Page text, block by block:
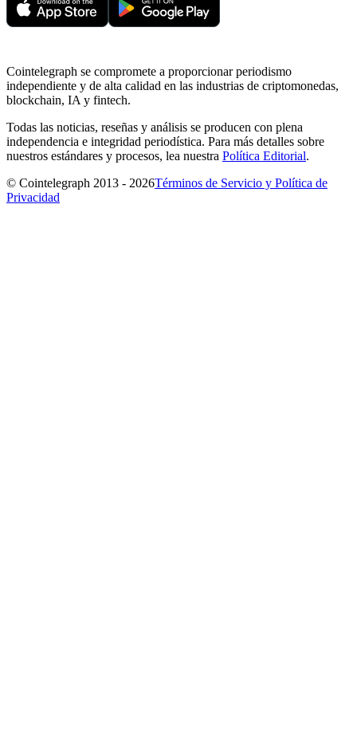
Cointelegraph se compromete a proporcionar periodismo
independiente y de alta calidad en las industrias de criptomonedas,
blockchain, IA y fintech.
Todas las noticias, reseñas y análisis se producen con plena
independencia e integridad periodística. Para más detalles sobre
nuestros estándares y procesos, lea nuestra Política Editorial.
© Cointelegraph 2013 - 2026Términos de Servicio y Política de
Privacidad